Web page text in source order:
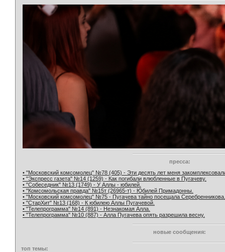
пресса:
• "Московский комсомолец" №78 (405) - Эти десять лет меня
• "Экспресс газета" №14 (1259) - Как погибали влюбленные в Пугачеву.
• "Собеседник" №13 (1749) - У Аллы - юбилей.
• "Комсомольская правда" №15т (26965-т) - Юбилей Примадонны.
• "Московский комсомолец" №75 - Пугачева тайно посещала Серебренникова.
• "СтарХит" №13 (168) - К юбилею Аллы Пугачевой.
• "Телепрограмма" №14 (891) - Незнакомая Алла.
• "Телепрограмма" №10 (887) - Алла Пугачева опять разрешила весну.
новые сообщения:
топ темы: